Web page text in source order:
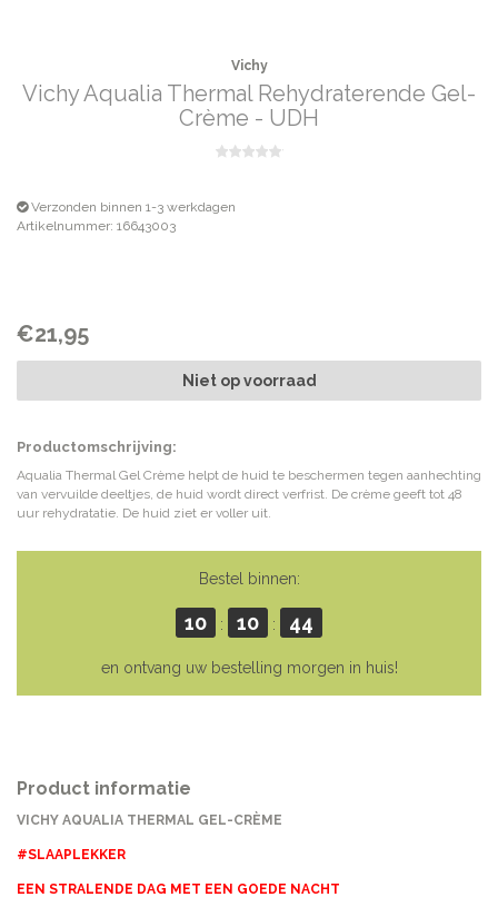
Vichy
Vichy Aqualia Thermal Rehydraterende Gel-
Crème - UDH
Verzonden binnen 1-3 werkdagen
Artikelnummer: 16643003
€21,95
Niet op voorraad
Productomschrijving:
Aqualia Thermal Gel Crème helpt de huid te beschermen tegen aanhechting
van vervuilde deeltjes, de huid wordt direct verfrist. De crème geeft tot 48
uur rehydratatie. De huid ziet er voller uit.
Bestel binnen:
10 : 10 : 43
en ontvang uw bestelling morgen in huis!
Product informatie
VICHY AQUALIA THERMAL GEL-CRÈME
#SLAAPLEKKER
EEN STRALENDE DAG MET EEN GOEDE NACHT